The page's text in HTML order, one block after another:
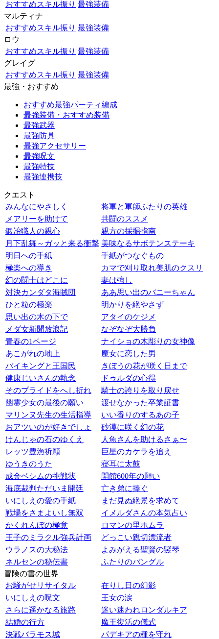
おすすめスキル振り 最強装備
マルティナ
おすすめスキル振り 最強装備
ロウ
おすすめスキル振り 最強装備
グレイグ
おすすめスキル振り 最強装備
最強・おすすめ
おすすめ最強パーティ編成
最強装備・おすすめ装備
最強武器
最強防具
最強アクセサリー
最強呪文
最強特技
最強連携技
クエスト
みんなにやさしく
将軍と軍師ふたりの英雄
メアリーを助けて
共闘のススメ
鍛冶職人の親心
親方の採掘指南
月下乱舞～ガッと来る衝撃 美味なるサボテンステーキ
明日への手紙
手紙がつなぐもの
極楽への導き
カマで刈り取れ美肌のクスリ
幻の闘士はどこに
妻は強し
対決カンダタ海賊団
ああ思い出のバニーちゃん
ひと粒の極楽
明かりを絶やさず
思い出の木の下で
アタイのケジメ
メダ女新聞放浪記
なぞなぞ大勝負
青春の1ページ
ナイショの木彫りの女神像
あこがれの地上
魔女に恋した男
バイキングと王国民
きぼうの花が咲く日まで
健康じいさんの執念
ドゥルダの心得
そのプライドをへし折れ
騎士の誇りを取り戻せ
幽霊少女の最後の願い
渡せなかった卒業証書
マリンヌ先生の生活指導
いい香りのするあの子
おアツいのが好きでしょ
砂漠に咲く幻の花
けんじゃの石のゆくえ
人魚さんを助けるさぁ〜
レッツ豊漁祈願
巨星のカケラを追え
ゆうきのうた
寝耳に太鼓
成金ベシムの挑戦状
開館600年の願い
海底裁判ただいま開廷
亡き弟に捧ぐ
いにしえの愛の手紙
まだ見ぬ絶景を求めて
戦場をさまよいし無双
イメルダさんの本気占い
かくれんぼの極意
ロマンの里ホムラ
王子のミラクル強兵計画
どっこい親切漂流者
ウラノスの大秘法
よみがえる聖賢の竪琴
ネルセンの秘伝書
ふたりのバングル
冒険の書の世界
お騒がせリサイタル
在りし日の幻影
いにしえの呪文
王女の涙
さらに遥かなる旅路
迷い迷われロンダルキア
結婚の行方
魔王復活の儀式
決戦バラモス城
パデキアの種を守れ